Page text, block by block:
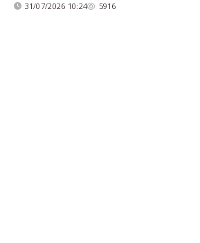
31/07/2026 10:24 5916